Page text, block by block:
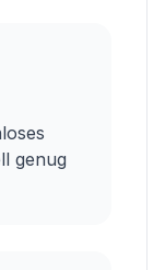
genug